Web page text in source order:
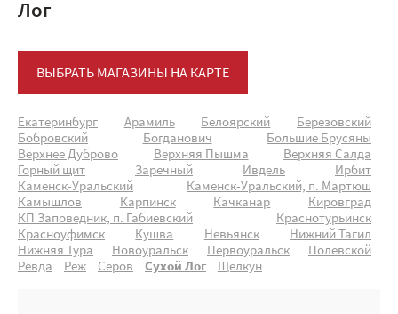
Лог
ВЫБРАТЬ МАГАЗИНЫ НА КАРТЕ
Екатеринбург Арамиль Белоярский
Березовский
Бобровский
Богданович
Большие Брусяны
Верхнее Дуброво
Верхняя Пышма
Верхняя Салда
Горный щит
Заречный Ивдель
Ирбит
Каменск-Уральский
Каменск-Уральский, п. Мартюш
Камышлов
Карпинск Качканар
Кировград
КП Заповедник, п. Габиевский
Краснотурьинск
Красноуфимск
Кушва Невьянск
Нижний Тагил
Нижняя Тура
Новоуральск Первоуральск
Полевской
Ревда
Реж Серов Сухой Лог Щелкун